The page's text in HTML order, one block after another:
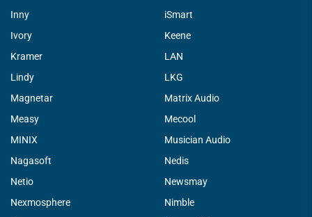
Inny
iSmart
Ivory
Keene
Kramer
LAN
Lindy
LKG
Magnetar
Matrix Audio
Measy
Mecool
MINIX
Musician Audio
Nagasoft
Nedis
Netio
Newsmay
Nexmosphere
Nimble